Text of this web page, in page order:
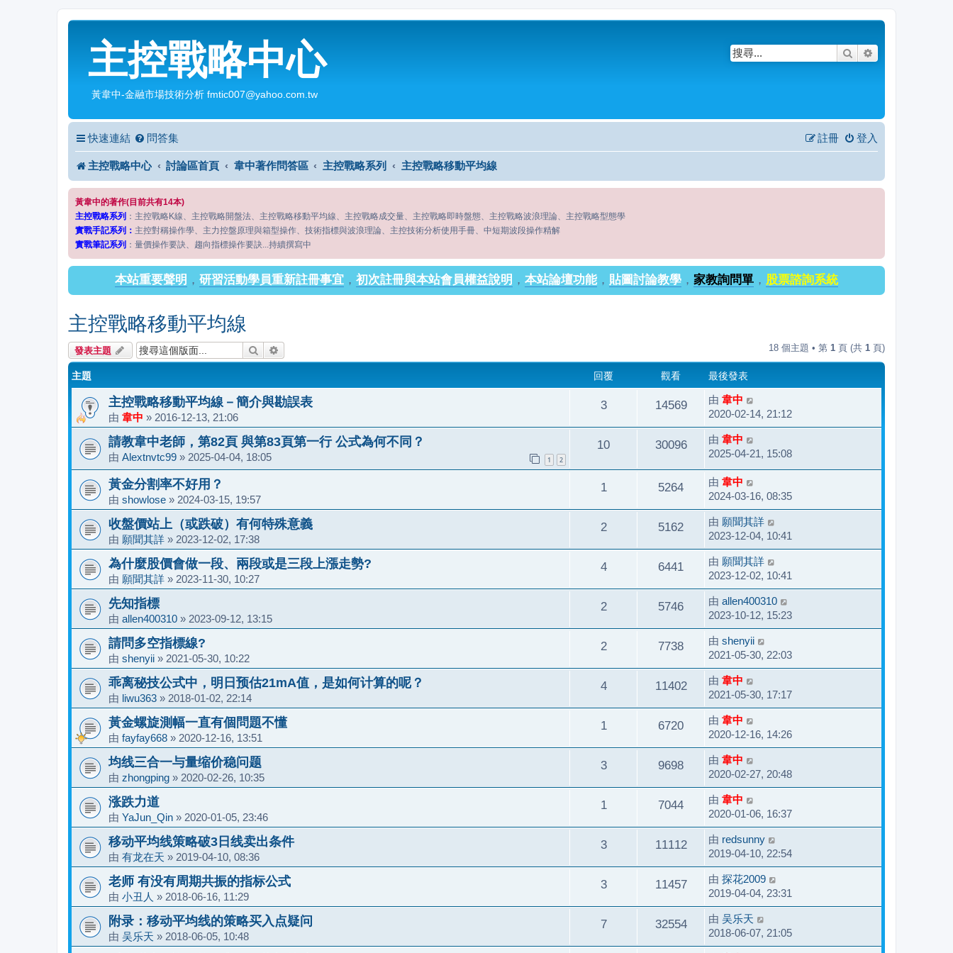
主控戰略中心
黃韋中-金融市場技術分析 fmtic007@yahoo.com.tw
搜尋
快速連結 問答集 登入
註冊
主控戰略中心 討論區首頁 韋中著作問答區 主控戰略系列 主控戰略移動平均線
黃韋中的著作(目前共有14本)
主控戰略系列 ：主控戰略K線、主控戰略開盤法、主控戰略移動平均線、主控戰略成交量、主控戰略即時盤態、主控戰略波浪理論、主控戰略型態學
實戰手記系列： 主控對稱操作學、主力控盤原理與箱型操作、技術指標與波浪理論、主控技術分析使用手冊、中短期波段操作精解
實戰筆記系列 ：量價操作要訣、趨向指標操作要訣...持續撰寫中
本站重要聲明 ， 研習活動學員重新註冊事宜 ， 初次註冊與本站會員權益說明 ， 本站論壇功能， 貼圖討論教學 ， 家教詢問單 ， 股票諮詢系統
主控戰略移動平均線
發表主題 搜尋 18 個主題 • 第 1 頁 (共 1 頁)
主題 回覆 觀看 最後發表
主控戰略移動平均線－簡介與勘誤表
由 韋中 » 2016-12-13, 21:06
3 14569 由 韋中
2020-02-14, 21:12
請教韋中老師，第82頁 與第83頁第一行 公式為何不同？
由 Alextnvtc99 » 2025-04-04, 18:05 1 2
10 30096 由 韋中
2025-04-21, 15:08
黃金分割率不好用？
由 showlose » 2024-03-15, 19:57
1 5264 由 韋中
2024-03-16, 08:35
收盤價站上（或跌破）有何特殊意義
由 願聞其詳 » 2023-12-02, 17:38
2 5162 由 願聞其詳
2023-12-04, 10:41
為什麼股價會做一段、兩段或是三段上漲走勢?
由 願聞其詳 » 2023-11-30, 10:27
4 6441 由 願聞其詳
2023-12-02, 10:41
先知指標
由 allen400310 » 2023-09-12, 13:15
2 5746 由 allen400310
2023-10-12, 15:23
請問多空指標線?
由 shenyii » 2021-05-30, 10:22
2 7738 由 shenyii
2021-05-30, 22:03
乖离秘技公式中，明日预估21mA值，是如何计算的呢？
由 liwu363 » 2018-01-02, 22:14
4 11402 由 韋中
2021-05-30, 17:17
黃金螺旋測幅一直有個問題不懂
由 fayfay668 » 2020-12-16, 13:51
1 6720 由 韋中
2020-12-16, 14:26
均线三合一与量缩价稳问题
由 zhongping » 2020-02-26, 10:35
3 9698 由 韋中
2020-02-27, 20:48
涨跌力道
由 YaJun_Qin » 2020-01-05, 23:46
1 7044 由 韋中
2020-01-06, 16:37
移动平均线策略破3日线卖出条件
由 有龙在天 » 2019-04-10, 08:36
3 11112 由 redsunny
2019-04-10, 22:54
老师 有没有周期共振的指标公式
由 小丑人 » 2018-06-16, 11:29
3 11457 由 探花2009
2019-04-04, 23:31
附录：移动平均线的策略买入点疑问
由 吴乐天 » 2018-06-05, 10:48
7 32554 由 吴乐天
2018-06-07, 21:05